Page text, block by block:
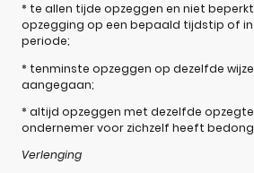
* te allen tijde opzeggen en niet
opzegging op een bepaald tijdstip of
periode;
* tenminste opzeggen op dezelfde
aangegaan;
* altijd opzeggen met dezelfde
ondernemer voor zichzelf heeft
Verlenging